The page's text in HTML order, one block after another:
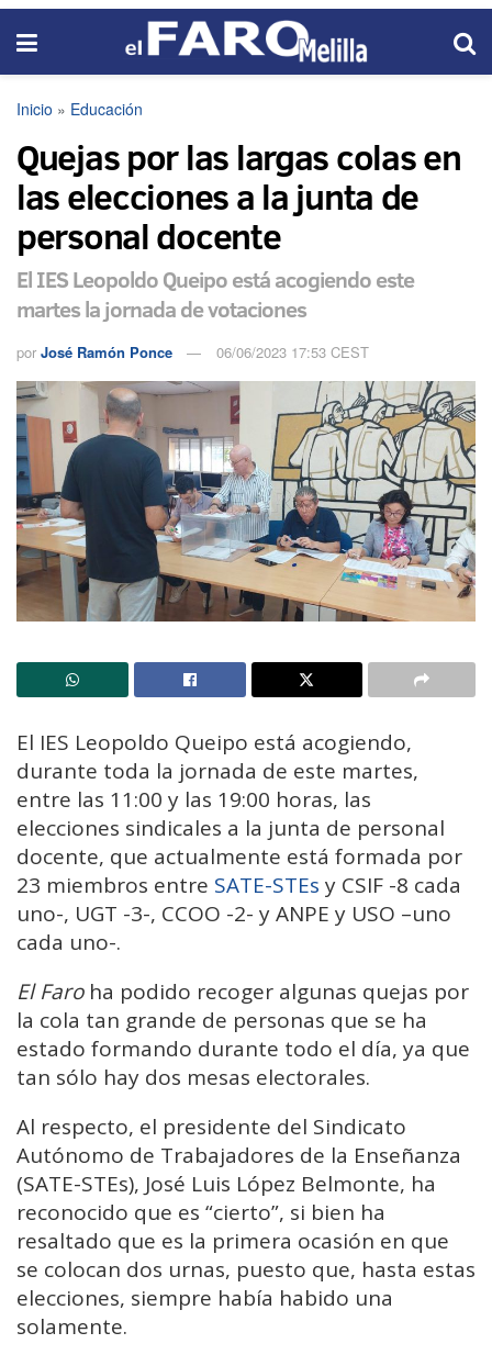
Inicio » Educación
Quejas por las largas colas en
las elecciones a la junta de
personal docente
El IES Leopoldo Queipo está acogiendo este
martes la jornada de votaciones
por José Ramón Ponce 06/06/2023 17:53 CEST
El IES Leopoldo Queipo está acogiendo,
durante toda la jornada de este martes,
entre las 11:00 y las 19:00 horas, las
elecciones sindicales a la junta de personal
docente, que actualmente está formada por
23 miembros entre SATE-STEs y CSIF -8 cada
uno-, UGT -3-, CCOO -2- y ANPE y USO –uno
cada uno-.
El Faroha podido recoger algunas quejas por
la cola tan grande de personas que se ha
estado formando durante todo el día, ya que
tan sólo hay dos mesas electorales.
Al respecto, el presidente del Sindicato
Autónomo de Trabajadores de la Enseñanza
(SATE-STEs), José Luis López Belmonte, ha
reconocido que es “cierto”, si bien ha
resaltado que es la primera ocasión en que
se colocan dos urnas, puesto que, hasta estas
elecciones, siempre había habido una
solamente.